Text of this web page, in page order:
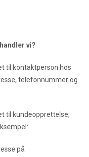
vi?
til kontaktperson hos
telefonnummer og
til kundeopprettelse,
på